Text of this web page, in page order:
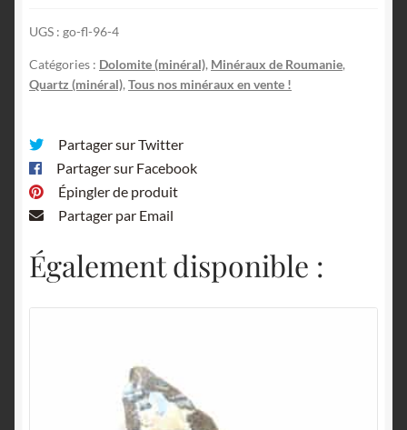
Mine
de
Cavnic,
UGS : go-fl-96-4
Catégories : Dolomite (minéral), Minéraux de Roumanie,
Quartz (minéral), Tous nos minéraux en vente !
Partager sur Twitter
Partager sur Facebook
Épingler de produit
Partager par Email
Également disponible :